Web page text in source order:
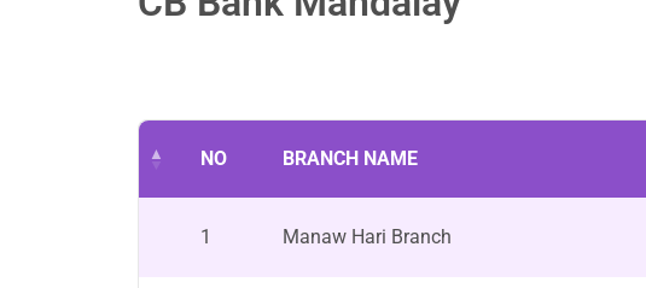
NO BRANCH NAME
1 Manaw Hari Branch